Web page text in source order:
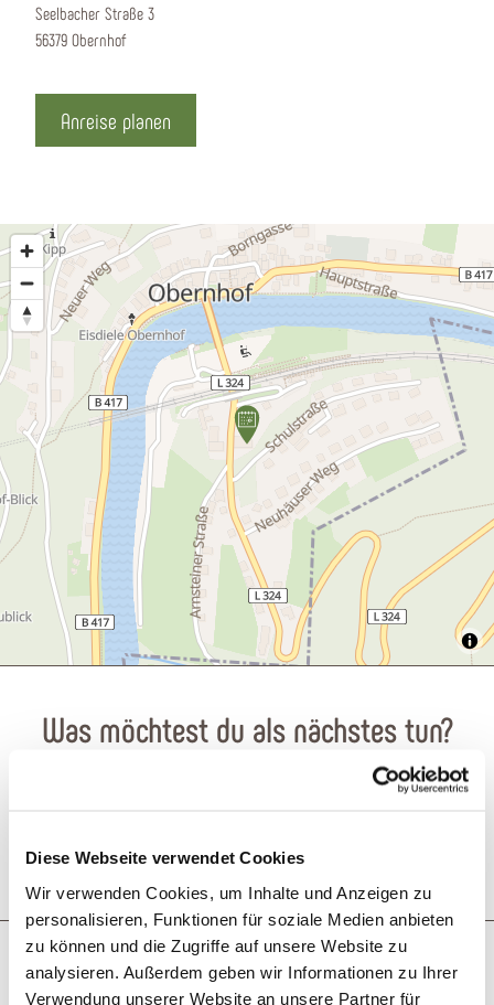
Diese Webseite verwendet Cookies
Wir verwenden Cookies, um Inhalte und Anzeigen zu
personalisieren, Funktionen für soziale Medien anbieten
zu können und die Zugriffe auf unsere Website zu
analysieren. Außerdem geben wir Informationen zu Ihrer
Verwendung unserer Website an unsere Partner für
Seelbacher Straße 3
56379 Obernhof
Anreise planen
Was möchtest du als nächstes tun?
Diese Events könnten Sie auch interessieren